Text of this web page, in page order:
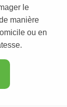
le
manière
ou en